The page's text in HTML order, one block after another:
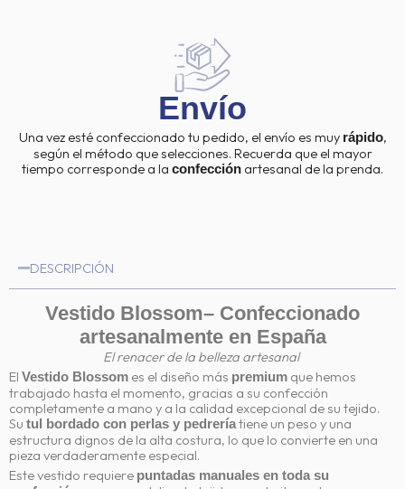
Envío
Una vez esté confeccionado tu pedido, el envío es muy rápido,
según el método que selecciones. Recuerda que el mayor
tiempo corresponde a la confección artesanal de la prenda.
DESCRIPCIÓN
Vestido Blossom– Confeccionado
artesanalmente en España
El renacer de la belleza artesanal
El Vestido Blossom es el diseño más premium que hemos
trabajado hasta el momento, gracias a su confección
completamente a mano y a la calidad excepcional de su tejido.
Su tul bordado con perlas y pedreríatiene un peso y una
estructura dignos de la alta costura, lo que lo convierte en una
pieza verdaderamente especial.
Este vestido requiere puntadas manuales en toda su